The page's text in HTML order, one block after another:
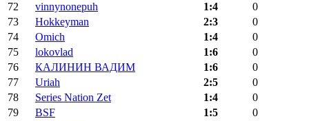
72
vinnynonepuh 1:4
0
73
Hokkeyman 2:3
0
74
Omich 1:4
0
75
lokovlad 1:6
0
76
КАЛИНИН ВАДИМ 1:6
0
77
Uriah 2:5
0
78
Series Nation Zet 1:4
0
79
BSF 1:5
0